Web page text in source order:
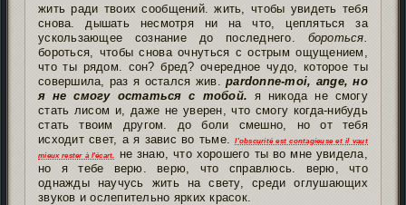
жить ради твоих сообщений. жить, чтобы увидеть тебя
снова. дышать несмотря ни на что, цепляться за
ускользающее сознание до последнего. бороться.
бороться, чтобы снова очнуться с острым ощущением,
что ты рядом. сон? бред? очередное чудо, которое ты
совершила, раз я остался жив.pardonne-moi, ange, но
я не смогу остаться с тобой. я никода не смогу
стать лисом и, даже не уверен, что смогу когда-нибудь
стать твоим другом. до боли смешно, но от тебя
исходит свет, а я завис во тьме.l'obscurité est contagieuse et il vaut
mieux rester à l'écart.
не знаю, что хорошего ты во мне увидела,
но я тебе верю. верю, что справлюсь. верю, что
однажды научусь жить на свету, среди оглушающих
звуков и ослепительно ярких красок.